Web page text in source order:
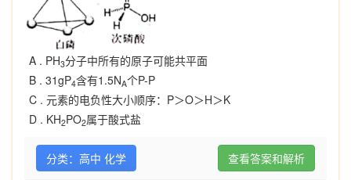
A . PH3分子中所有的原子可能共平面
B . 31gP4含有1.5NA个P-P
C . 元素的电负性大小顺序：P＞O＞H＞K
D . KH2PO2属于酸式盐
分类：高中 化学 查看答案和解析